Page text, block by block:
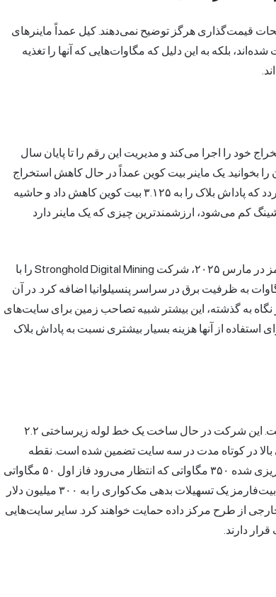
قیمت‌گذاری هرگز توضیح نمی‌دهند. کیل عمداً ماینرهای
بلکه به این دلیل که مگاوات‌هایی که آنها را تغذیه
از ظرفیت استخراج خود را اجرا می‌کند و مدیریت این رقم را تا پایان سال
آن را بخوانید. یک ماینر بیت کوین عمداً در حال کاهش استخراج
پاداش بلاک را
به ۳.۱۲۵ بیت کوین کاهش داد و حاشیه
کم می‌شود، ارزشمندترین چیزی که یک ماینر دارد
بخشی از این مگاوات‌ها از طریق خرید به دست آمد. بیت‌فارمز در مارس ۲۰۲۵، شرکت Stronghold Digital Mining را با
۵۹.۷ میلیون سهم خریداری کرد، معامله‌ای که ۶۲۳ مگاوات به ظرفیت برق در سراسر پنسیلوانیا اضافه کرد. در آن
به گذشته، این بیشتر شبیه تصاحب زمین برای سایت‌های
از آنها هزینه بسیار بیشتری نسبت به پاداش بلاک
این قدرت همان چیزی است که کیل در حال بازسازی آن است. این شرکت در حال ساخت یک خط لوله زیرساختی ۲.۲
با کارایی بالا در کوتاه مدت در سه سایت تضمین شده است. نقطه
مرکزی آن، پنتر کریک در پنسیلوانیا است، یک پردیس برنامه‌ریزی شده ۳۵۰ مگاواتی که انتظار می‌رود فاز اول ۵۰ مگاواتی
آن تا پایان سال ۲۰۲۶ به بهره‌برداری برسد. برای ساخت آن، بیت‌فارمز یک تسهیلات بدهی مک‌کواری را به ۳۰۰ میلیون دلار
خارجی از طرح مرکز داده حمایت خواهند کرد. سایر سایت‌هایی
دارند.